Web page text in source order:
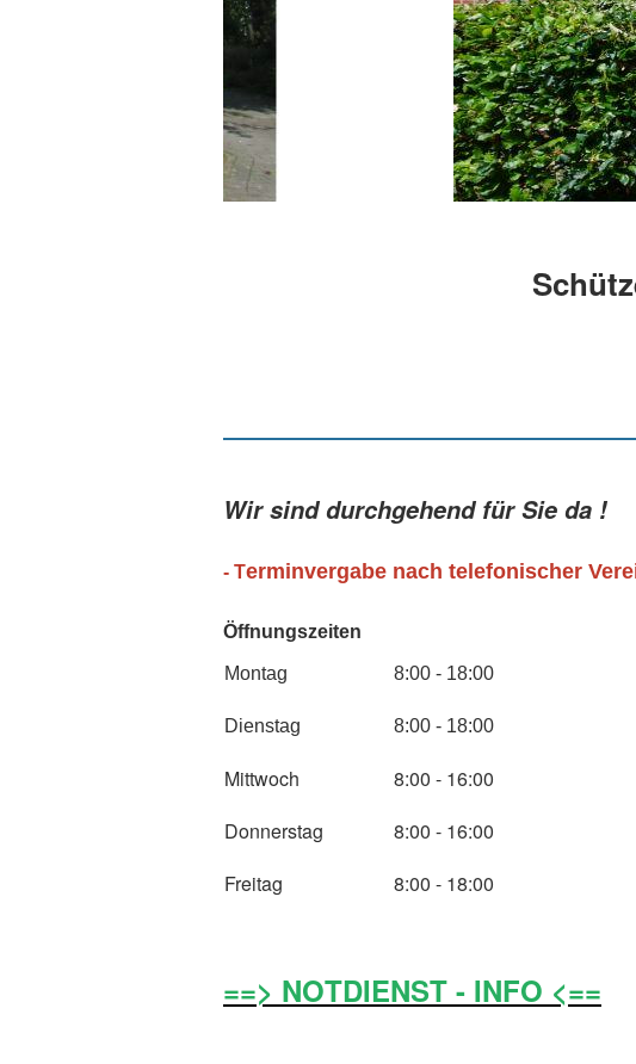
Wir sind durchgehend für Sie da !
- Terminvergabe nach telefonischer
Öffnungszeiten
Montag 8:00 - 18:00
Dienstag 8:00 - 18:00
Mittwoch
8:00 - 16:00
Donnerstag
8:00 - 16:00
Freitag
8:00 - 18:00
==> NOTDIENST - INFO <==